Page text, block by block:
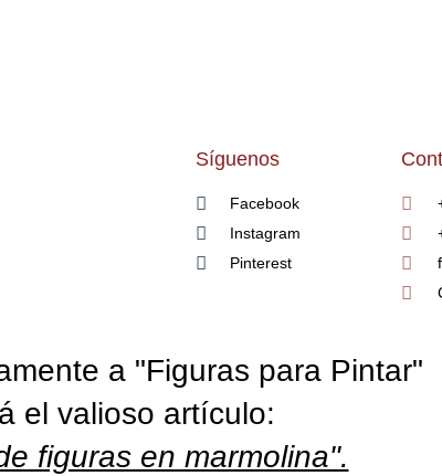
Síguenos
Facebook
Instagram
Pinterest
a "Figuras para Pintar"
el valioso artículo:
figuras en marmolina".